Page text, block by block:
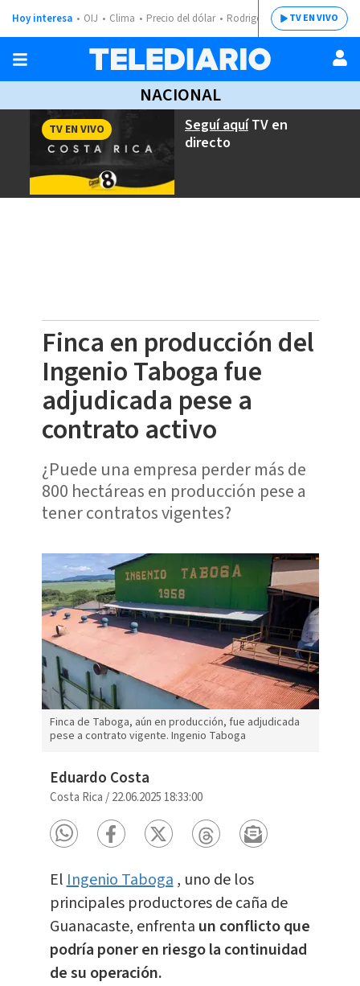
Hoy interesa OIJ Clima Precio del dólar Rodrigo ChavesTV EN VIVO
NACIONAL
Seguí aquíTV en
directo
TV EN VIVO
Finca en producción del
Ingenio Taboga fue
adjudicada pese a
contrato activo
¿Puede una empresa perder más de
800 hectáreas en producción pese a
tener contratos vigentes?
Finca de Taboga, aún en producción, fue adjudicada
pese a contrato vigente. Ingenio Taboga
Eduardo Costa
Costa Rica /22.06.2025 18:33:00
ElIngenio Taboga, uno de los
principales productores de caña de
Guanacaste, enfrenta un conflicto que
podría poner en riesgo la continuidad
de su operación.